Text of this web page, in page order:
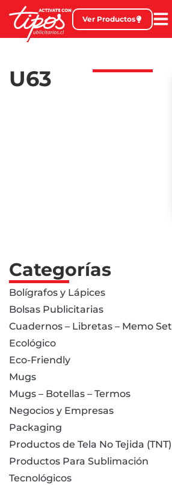
Ver Productos
U63
Categorías
Bolígrafos y Lápices
Bolsas Publicitarias
Cuadernos – Libretas – Memo Set
Ecológico
Eco-Friendly
Mugs
Mugs – Botellas – Termos
Negocios y Empresas
Packaging
Productos de Tela No Tejida (TNT)
Productos Para Sublimación
Tecnológicos